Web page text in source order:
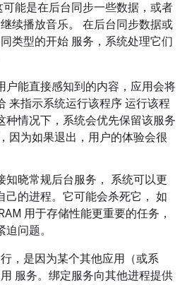
能是在后台同步一些数据，或者
续播放音乐。 在后台同步数据或
类型的开始 服务，系统处理它们
户能直接感知到的内容，应用会将
来指示系统运行该程序 运行该程
种情况下，系统会优先保留该服务
因为如果退出，用户的体验会很
知晓常规后台服务， 系统可以更
己的进程。它可能会杀死它， 如
用于存储性能更重要的任务，
问题。
，是因为某个其他应用（或系
服务。绑定服务向其他进程提供